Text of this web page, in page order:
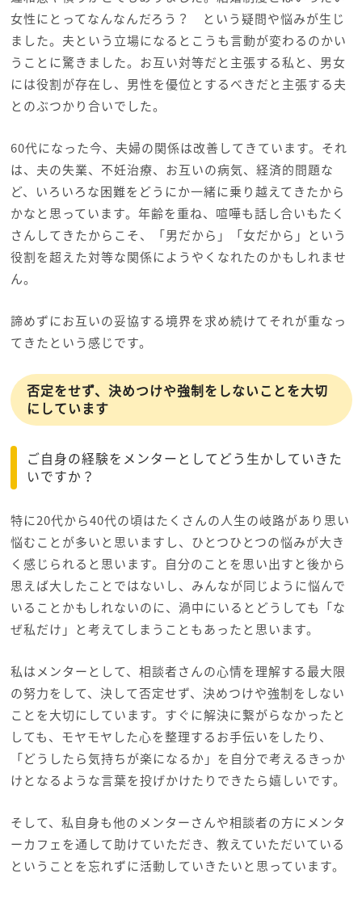
女性にとってなんなんだろう？ という疑問や悩みが生じ
ました。夫という立場になるとこうも言動が変わるのかい
うことに驚きました。お互い対等だと主張する私と、男女
には役割が存在し、男性を優位とするべきだと主張する夫
とのぶつかり合いでした。
60代になった今、夫婦の関係は改善してきています。それ
は、夫の失業、不妊治療、お互いの病気、経済的問題な
ど、いろいろな困難をどうにか一緒に乗り越えてきたから
かなと思っています。年齢を重ね、喧嘩も話し合いもたく
さんしてきたからこそ、「男だから」「女だから」という
役割を超えた対等な関係にようやくなれたのかもしれませ
ん。
諦めずにお互いの妥協する境界を求め続けてそれが重なっ
てきたという感じです。
否定をせず、決めつけや強制をしないことを大切
にしています
ご自身の経験をメンターとしてどう生かしていきた
いですか？
特に20代から40代の頃はたくさんの人生の岐路があり思い
悩むことが多いと思いますし、ひとつひとつの悩みが大き
く感じられると思います。自分のことを思い出すと後から
思えば大したことではないし、みんなが同じように悩んで
いることかもしれないのに、渦中にいるとどうしても「な
ぜ私だけ」と考えてしまうこともあったと思います。
私はメンターとして、相談者さんの心情を理解する最大限
の努力をして、決して否定せず、決めつけや強制をしない
ことを大切にしています。すぐに解決に繋がらなかったと
しても、モヤモヤした心を整理するお手伝いをしたり、
「どうしたら気持ちが楽になるか」を自分で考えるきっか
けとなるような言葉を投げかけたりできたら嬉しいです。
そして、私自身も他のメンターさんや相談者の方にメンタ
ーカフェを通して助けていただき、教えていただいている
ということを忘れずに活動していきたいと思っています。